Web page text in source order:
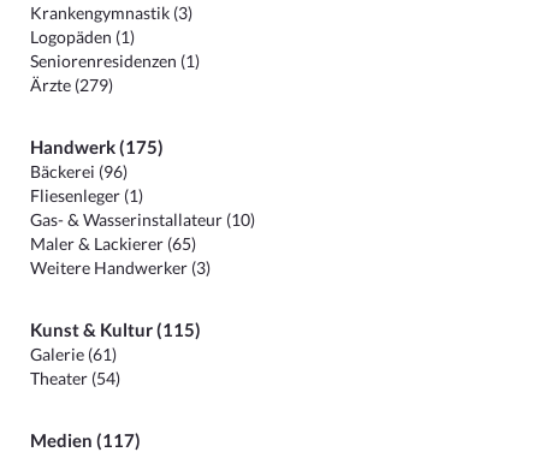
Krankengymnastik (3)
Logopäden (1)
Seniorenresidenzen (1)
Ärzte (279)
Handwerk (175)
Bäckerei (96)
Fliesenleger (1)
Gas- & Wasserinstallateur (10)
Maler & Lackierer (65)
Weitere Handwerker (3)
Kunst & Kultur (115)
Galerie (61)
Theater (54)
Medien (117)